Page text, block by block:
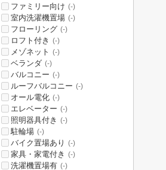
ファミリー向け (-)
室内洗濯機置場 (-)
フローリング (-)
ロフト付き (-)
メゾネット (-)
ベランダ (-)
バルコニー (-)
ルーフバルコニー (-)
オール電化 (-)
エレベーター (-)
照明器具付き (-)
駐輪場 (-)
バイク置場あり (-)
家具・家電付き (-)
洗濯機置場有 (-)